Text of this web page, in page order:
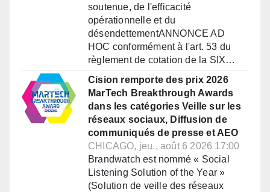
soutenue, de l'efficacité
opérationnelle et du
désendettementANNONCE AD
HOC conformément à l'art. 53 du
règlement de cotation de la SIX…
Cision remporte des prix 2026
MarTech Breakthrough Awards
dans les catégories Veille sur les
réseaux sociaux, Diffusion de
communiqués de presse et AEO
CHICAGO, jeu., août 6 2026 17:00
Brandwatch est nommé « Social
Listening Solution of the Year »
(Solution de veille des réseaux